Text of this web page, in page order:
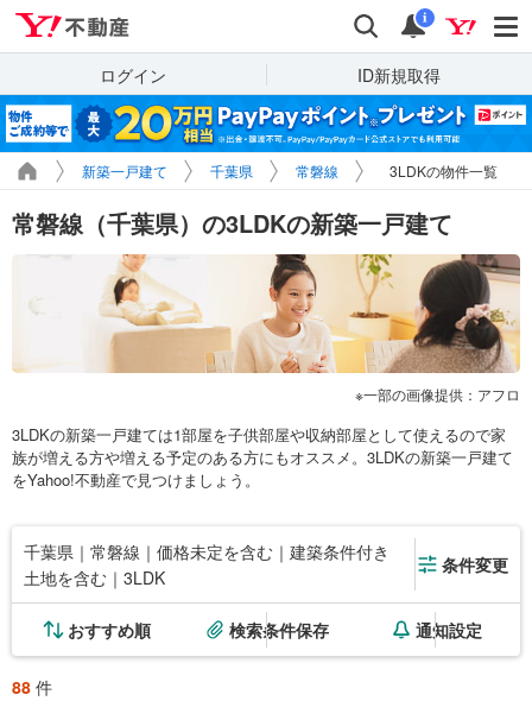
検索 通知
i
ログイン ID新規取得
新築一戸建て 千葉県 常磐線 3LDKの物件一覧
常磐線（千葉県）の3LDKの新築一戸建て
一部の画像提供：アフロ
3LDKの新築一戸建ては1部屋を子供部屋や収納部屋として使えるので家
族が増える方や増える予定のある方にもオススメ。3LDKの新築一戸建て
をYahoo!不動産で見つけましょう。
千葉県｜常磐線｜価格未定を含む｜建築条件付き
土地を含む｜3LDK
条件変更
おすすめ順 検索条件保存 通知設定
88 件